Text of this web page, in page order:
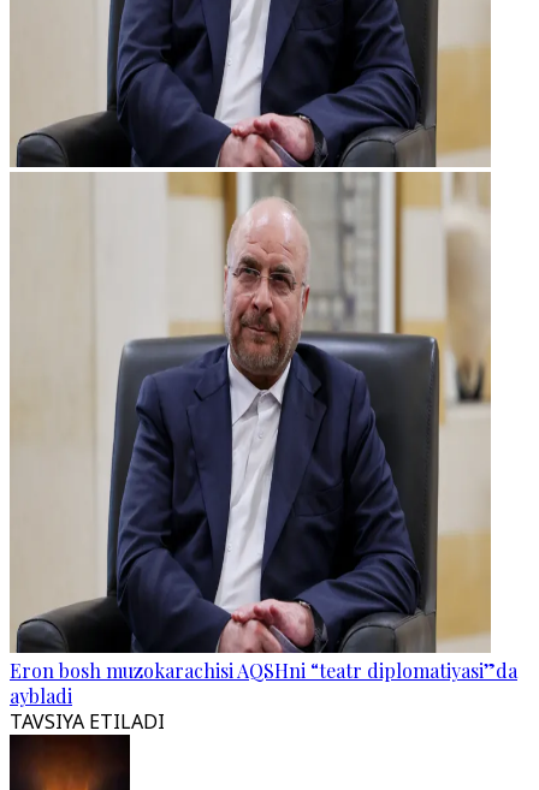
Eron bosh muzokarachisi AQSHni “teatr diplomatiyasi”da
aybladi
TAVSIYA ETILADI